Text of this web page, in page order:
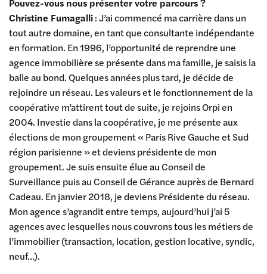
Pouvez-vous nous présenter votre parcours ?
Christine Fumagalli: J’ai commencé ma carrière dans un
tout autre domaine, en tant que consultante indépendante
en formation. En 1996, l’opportunité de reprendre une
agence immobilière se présente dans ma famille, je saisis la
balle au bond. Quelques années plus tard, je décide de
rejoindre un réseau. Les valeurs et le fonctionnement de la
coopérative m’attirent tout de suite, je rejoins Orpi en
2004. Investie dans la coopérative, je me présente aux
élections de mon groupement « Paris Rive Gauche et Sud
région parisienne » et deviens présidente de mon
groupement. Je suis ensuite élue au Conseil de
Surveillance puis au Conseil de Gérance auprès de Bernard
Cadeau. En janvier 2018, je deviens Présidente du réseau.
Mon agence s’agrandit entre temps, aujourd’hui j’ai 5
agences avec lesquelles nous couvrons tous les métiers de
l’immobilier (transaction, location, gestion locative, syndic,
neuf…).